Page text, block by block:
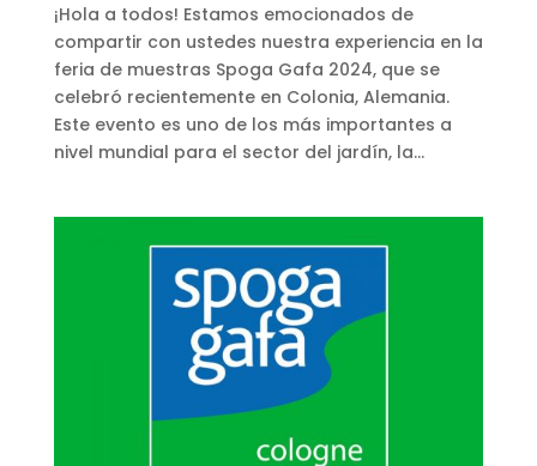
¡Hola a todos! Estamos emocionados de
compartir con ustedes nuestra experiencia en la
feria de muestras Spoga Gafa 2024, que se
celebró recientemente en Colonia, Alemania.
Este evento es uno de los más importantes a
nivel mundial para el sector del jardín, la...